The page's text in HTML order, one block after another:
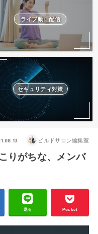
ライブ動画配信
セキュリティ対策
ビルドサロン編集室
りがちな、メンバ
送る Pocket